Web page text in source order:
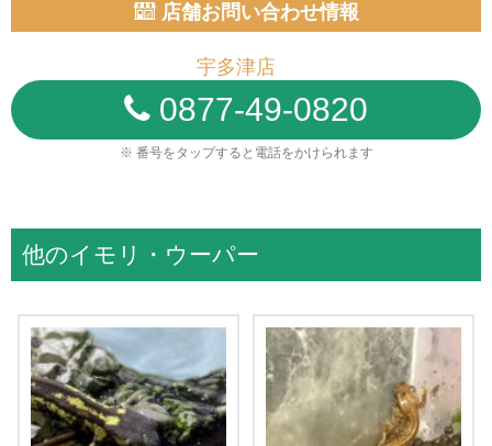
店舗お問い合わせ情報
宇多津店
0877-49-0820
※ 番号をタップすると電話をかけられます
他のイモリ・ウーパー